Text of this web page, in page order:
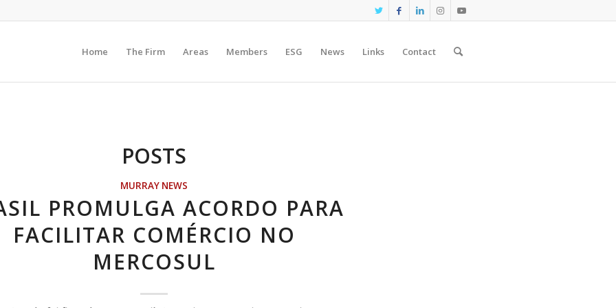
Home The Firm Areas Members ESG News Links Contact
POSTS
MURRAY NEWS
PROMULGA ACORDO PARA
FACILITAR COMÉRCIO NO
MERCOSUL